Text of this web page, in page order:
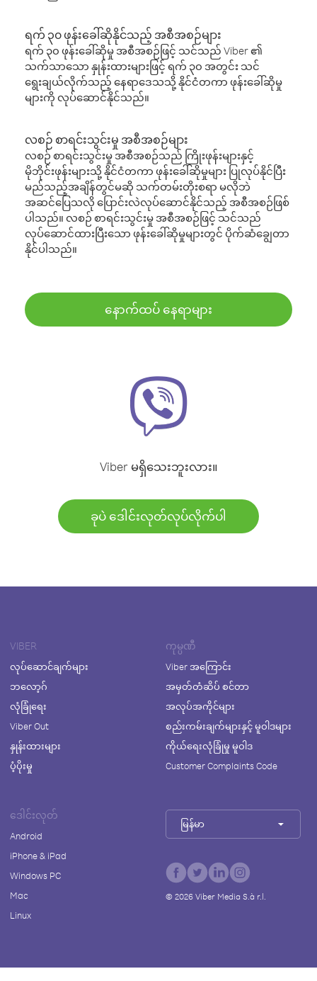
ရက် ၃၀ ဖုန်းခေါ်ဆိုနိုင်သည့် အစီအစဉ်များ
ရက် ၃၀ ဖုန်းခေါ်ဆိုမှု အစီအစဉ်ဖြင့် သင်သည် Viber ၏
သက်သာသော နှုန်းထားများဖြင့် ရက် ၃၀ အတွင်း သင်
ရွေးချယ်လိုက်သည့် နေရာဒေသသို့ နိုင်ငံတကာ ဖုန်းခေါ်ဆိုမှု
များကို လုပ်ဆောင်နိုင်သည်။
လစဉ် စာရင်းသွင်းမှု အစီအစဉ်များ
လစဉ် စာရင်းသွင်းမှု အစီအစဉ်သည် ကြိုးဖုန်းများနှင့်
မိုဘိုင်းဖုန်းများသို့ နိုင်ငံတကာ ဖုန်းခေါ်ဆိုမှုများ ပြုလုပ်နိုင်ပြီး
မည်သည့်အချိန်တွင်မဆို သက်တမ်းတိုးစရာ မလိုဘဲ
အဆင်ပြေသလို ပြောင်းလဲလုပ်ဆောင်နိုင်သည့် အစီအစဉ်ဖြစ်
ပါသည်။ လစဉ် စာရင်းသွင်းမှု အစီအစဉ်ဖြင့် သင်သည်
လုပ်ဆောင်ထားပြီးသော ဖုန်းခေါ်ဆိုမှုများတွင် ပိုက်ဆံချွေတာ
နိုင်ပါသည်။
နောက်ထပ် နေရာများ
Viber မရှိသေးဘူးလား။
ခုပဲ ဒေါင်းလုတ်လုပ်လိုက်ပါ
VIBER
လုပ်ဆောင်ချက်များ
ဘလော့ဂ်
လုံခြုံရေး
Viber Out
နှုန်းထားများ
ပံ့ပိုးမှု
ကုမ္ပဏီ
Viber အကြောင်း
အမှတ်တံဆိပ် စင်တာ
အလုပ်အကိုင်များ
စည်းကမ်းချက်များနှင့် မူဝါဒများ
ကိုယ်ရေးလုံခြုံမှု မူဝါဒ
Customer Complaints Code
ဒေါင်းလုတ်
Android
iPhone & iPad
Windows PC
Mac
Linux
မြန်မာ
© 2026Viber Media S.à r.l.